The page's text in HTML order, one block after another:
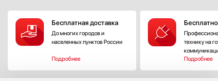
Бесплатная доставка
До многих городов и
населенных пунктов России
Подробнее
технику на
Подробнее